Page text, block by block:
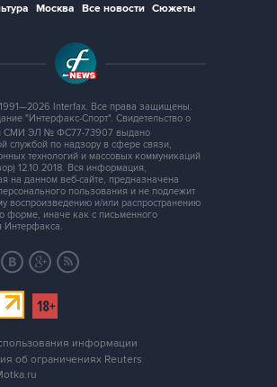
Москва Все новости Сюжеты
Interfax. Все права защищены.
"Интерфакс-Спорт". Свидетельство о
СМИ ЭЛ № ФС77-73907 выдано
службой по надзору в сфере связи,
технологий и массовых коммуникаций
12.10.2018. Вся информация,
на данном веб-сайте, предназначена
пользования и не подлежит
воспроизведению и/или распространению
форме, иначе как с письменного
Интерфакса.
информации
об ограничениях Reuters